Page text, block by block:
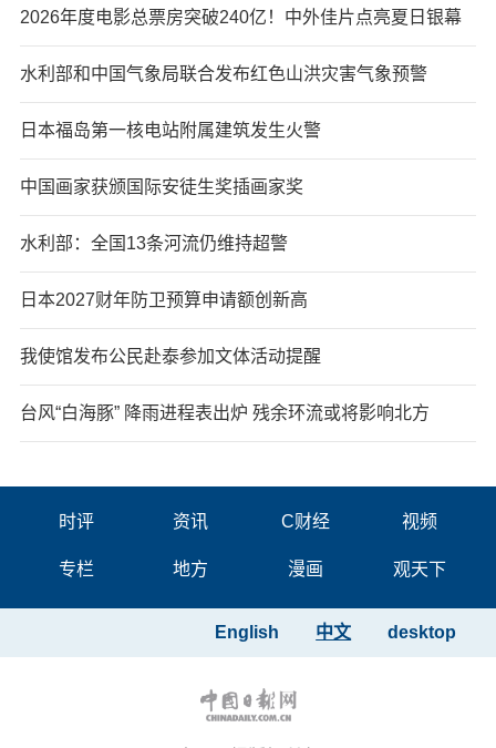
2026年度电影总票房突破240亿！中外佳片点亮夏日银幕
水利部和中国气象局联合发布红色山洪灾害气象预警
日本福岛第一核电站附属建筑发生火警
中国画家获颁国际安徒生奖插画家奖
水利部：全国13条河流仍维持超警
日本2027财年防卫预算申请额创新高
我使馆发布公民赴泰参加文体活动提醒
台风“白海豚” 降雨进程表出炉 残余环流或将影响北方
时评 资讯 C财经 视频
专栏 地方 漫画 观天下
desktop
中文
English